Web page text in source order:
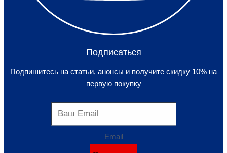
Подписаться
Подпишитесь на статьи, анонсы и получите скидку 10% на
первую покупку
Email